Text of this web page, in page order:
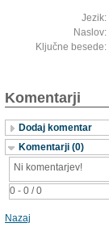
Jezik:
Naslov:
Ključne besede:
Komentarji
Dodaj komentar
Komentarji (0)
0 - 0 / 0
Ni komentarjev!
Nazaj